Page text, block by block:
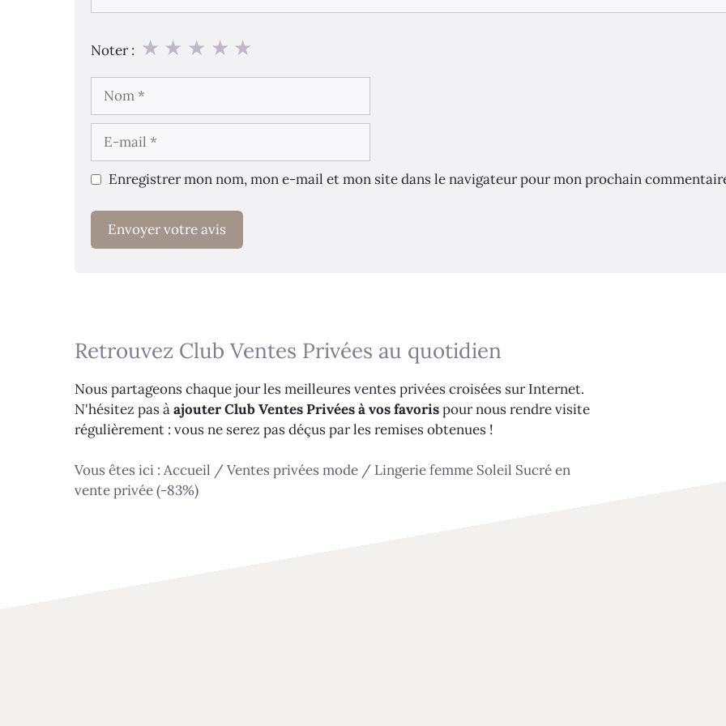
Noter : ★
★
★
★
★
mail
Enregistrer mon nom, mon e-mail et mon site dans le navigateur pour mon prochain
Retrouvez Club Ventes Privées au quotidien
Nous partageons chaque jour les meilleures ventes privées croisées sur Internet.
N'hésitez pas àajouter Club Ventes Privées à vos favorispour nous rendre visite
régulièrement : vous ne serez pas déçus par les remises obtenues !
Vous êtes ici : Accueil / Ventes privées mode / Lingerie femme Soleil Sucré en
vente privée (-83%)